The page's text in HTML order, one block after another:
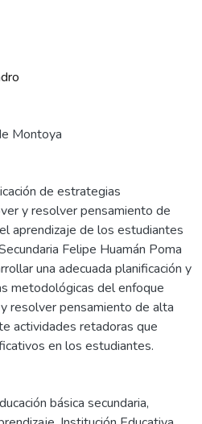
Montoya
de estrategias
y resolver pensamiento de
aprendizaje de los estudiantes
Felipe Huamán Poma
una adecuada planificación y
metodológicas del enfoque
resolver pensamiento de alta
actividades retadoras que
en los estudiantes.
básica secundaria,